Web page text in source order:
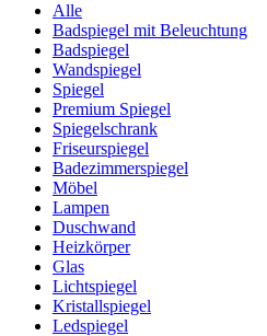
Alle
Badspiegel mit Beleuchtung
Badspiegel
Wandspiegel
Spiegel
Premium Spiegel
Spiegelschrank
Friseurspiegel
Badezimmerspiegel
Möbel
Lampen
Duschwand
Heizkörper
Glas
Lichtspiegel
Kristallspiegel
Ledspiegel